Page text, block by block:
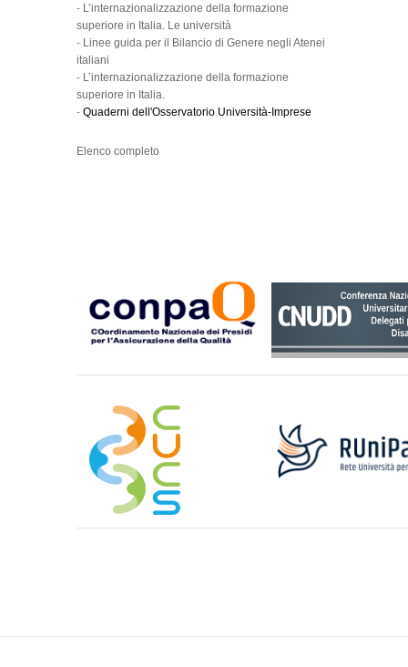
- L’internazionalizzazione della formazione
superiore in Italia. Le università
- Linee guida per il Bilancio di Genere negli Atenei
italiani
- L’internazionalizzazione della formazione
superiore in Italia.
- Quaderni dell'Osservatorio Università-Imprese
Elenco completo